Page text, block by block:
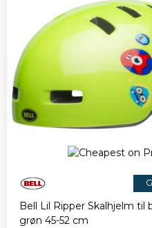
Bell Lil Ripper Skalhjelm til
grøn 45-52 cm